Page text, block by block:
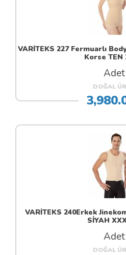
VARİTEKS 227 Fermuarlı
Korse TEN
Adet
DOĞAL
VARİTEKS 240Erkek
SİYAH
Adet
DOĞAL